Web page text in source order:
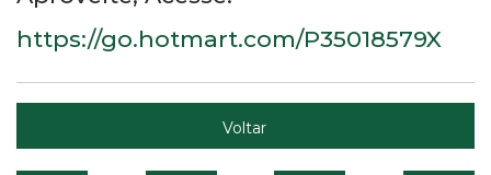
https://go.hotmart.com/P35018579X
Voltar